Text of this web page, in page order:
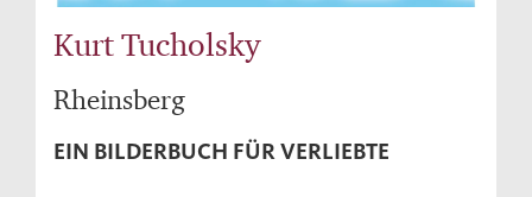
Kurt Tucholsky
Rheinsberg
EIN BILDERBUCH FÜR VERLIEBTE